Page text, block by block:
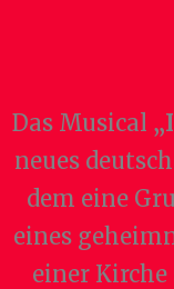
Das Musical
neues
dem eine
eines
einer